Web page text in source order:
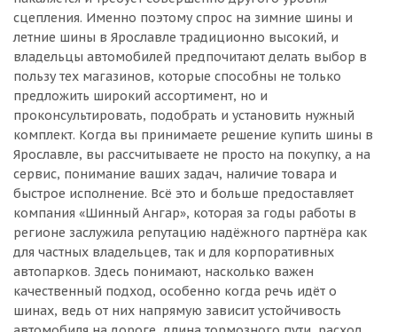
сцепления. Именно поэтому спрос на зимние шины и
летние шины в Ярославле традиционно высокий, и
владельцы автомобилей предпочитают делать выбор в
пользу тех магазинов, которые способны не только
предложить широкий ассортимент, но и
проконсультировать, подобрать и установить нужный
комплект. Когда вы принимаете решение купить шины в
Ярославле, вы рассчитываете не просто на покупку, а на
сервис, понимание ваших задач, наличие товара и
быстрое исполнение. Всё это и больше предоставляет
компания «Шинный Ангар», которая за годы работы в
регионе заслужила репутацию надёжного партнёра как
для частных владельцев, так и для корпоративных
автопарков. Здесь понимают, насколько важен
качественный подход, особенно когда речь идёт о
шинах, ведь от них напрямую зависит устойчивость